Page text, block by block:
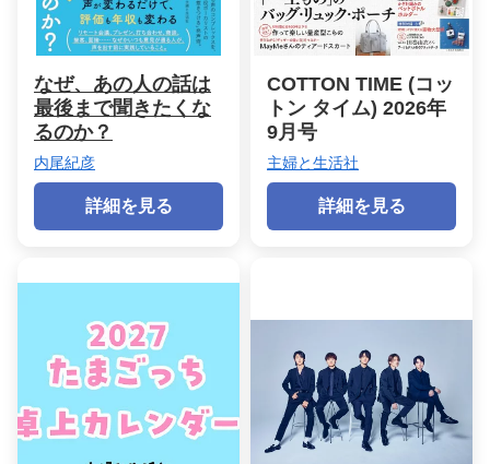
なぜ、あの人の話は
最後まで聞きたくな
るのか？
内尾紀彦
詳細を見る
COTTON TIME (コッ
トン タイム) 2026年
9月号
主婦と生活社
詳細を見る